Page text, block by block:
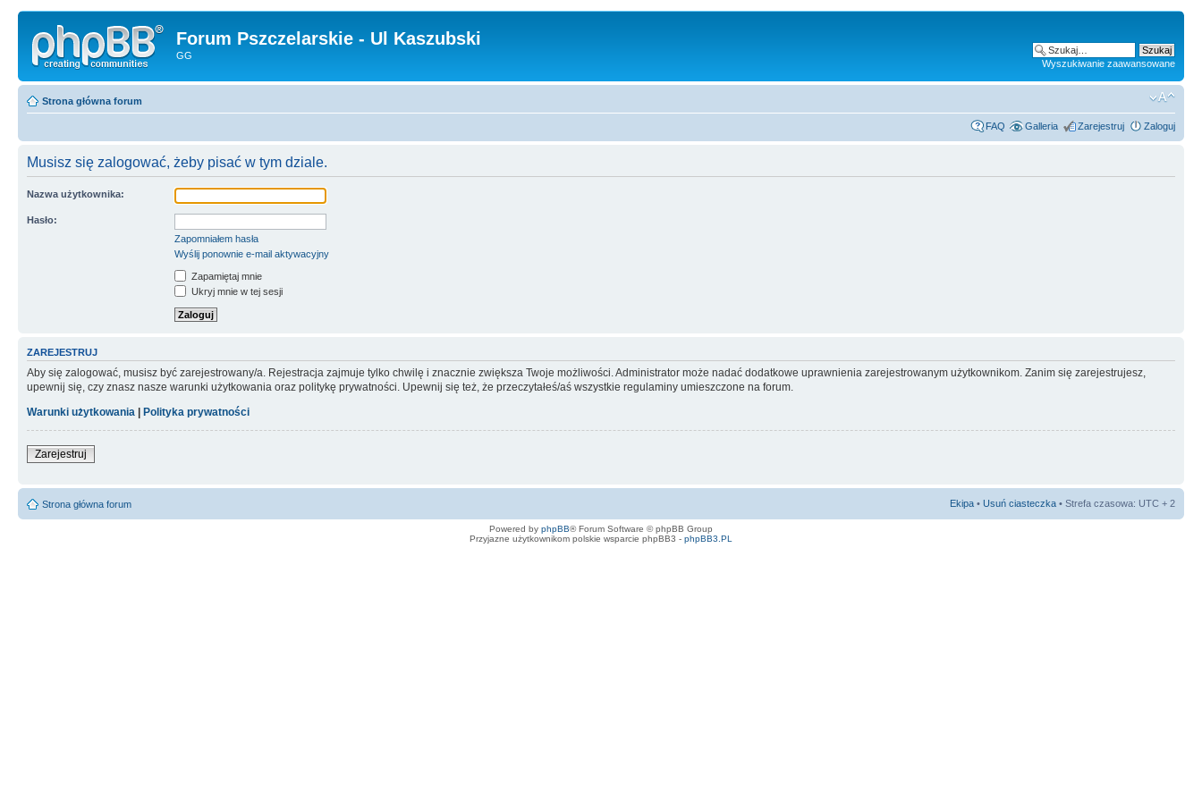
Forum Pszczelarskie - Ul Kaszubski
GG
Wyszukiwanie zaawansowane
Strona główna forum
FAQ Galleria Zarejestruj Zaloguj
Musisz się zalogować, żeby pisać w tym dziale.
Nazwa użytkownika:
Hasło:
Zapomniałem hasła
Wyślij ponownie e-mail aktywacyjny
Zapamiętaj mnie
Ukryj mnie w tej sesji
ZAREJESTRUJ
Aby się zalogować, musisz być zarejestrowany/a. Rejestracja zajmuje tylko chwilę i znacznie zwiększa Twoje możliwości. Administrator może nadać dodatkowe uprawnienia zarejestrowanym użytkownikom. Zanim się zarejestrujesz,
upewnij się, czy znasz nasze warunki użytkowania oraz politykę prywatności. Upewnij się też, że przeczytałeś/aś wszystkie regulaminy umieszczone na forum.
Warunki użytkowania
Polityka prywatności
Zarejestruj
Strona główna forum Ekipa • Usuń ciasteczka • Strefa czasowa: UTC + 2
Powered by phpBB® Forum Software © phpBB Group
Przyjazne użytkownikom polskie wsparcie phpBB3 - phpBB3.PL